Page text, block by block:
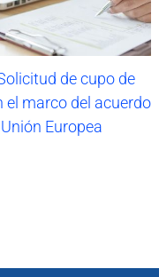
de cupo de
el marco del acuerdo
Europea